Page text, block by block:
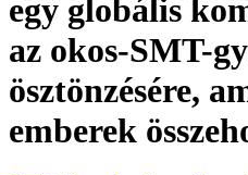
egy globális
az okos-SMT-
ösztönzésére,
emberek